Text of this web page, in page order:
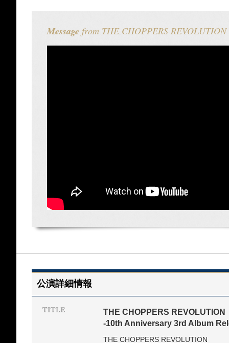
Message from THE CHOPPERS REVOLUTION
公演詳細情報
THE CHOPPERS REVOLUTION
-10th Anniversary 3rd Album
THE CHOPPERS REVOLUTION